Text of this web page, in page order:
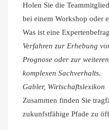
Holen Sie die
bei einem Workshop oder
Was ist eine
Verfahren zur Erhebung
Prognose oder zur
komplexen Sachverhalts.
Gabler, Wirtschaftslexikon
Zusammen finden Sie
zukunfstfähige Pfade zu